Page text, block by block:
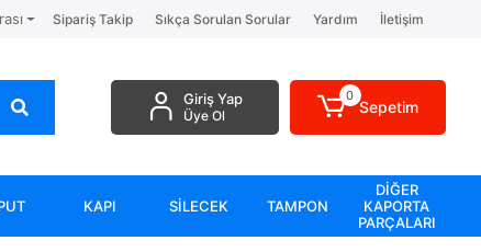
Sipariş Takip Sıkça Sorulan Sorular Yardım İletişim
Giriş Yap
Üye Ol
0
Sepetim
KAPI SİLECEK TAMPON
DİĞER
KAPORTA
PARÇALARI